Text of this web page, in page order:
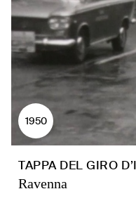
1950
TAPPA DEL GIRO
Ravenna